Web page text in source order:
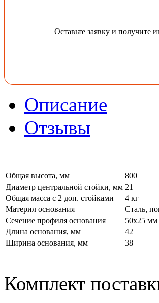
Оставьте заявку и
Описание
Отзывы
Общая высота, мм
800
Диаметр центральной стойки, мм 21
Общая масса с 2 доп. стойками
4 кг
Материл основания
Сталь,
Сечение профиля основания
50х25 мм
Длина основания, мм
42
Ширина основания, мм
38
Комплект